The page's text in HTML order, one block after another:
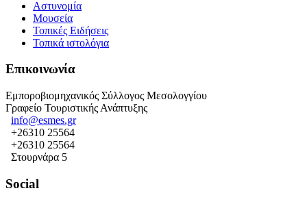
Αστυνομία
Μουσεία
Τοπικές Ειδήσεις
Τοπικά ιστολόγια
Επικοινωνία
Εμποροβιομηχανικός Σύλλογος Μεσολογγίου
Γραφείο Τουριστικής Ανάπτυξης
info@esmes.gr
+26310 25564
+26310 25564
Στουρνάρα 5
Social